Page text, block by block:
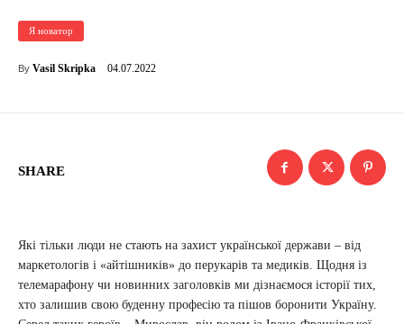
Я новатор
By Vasil Skripka 04.07.2022
SHARE
Які тільки люди не стають на захист української держави – від
маркетологів і «айтішників» до перукарів та медиків. Щодня із
телемарафону чи новинних заголовків ми дізнаємося історії тих,
хто залишив свою буденну професію та пішов боронити Україну.